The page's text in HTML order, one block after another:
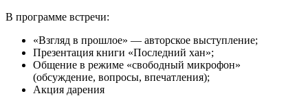
В программе встречи:
«Взгляд в прошлое» — авторское выступление;
Презентация книги «Последний хан»;
Общение в режиме «свободный микрофон»
(обсуждение, вопросы, впечатления);
Акция дарения